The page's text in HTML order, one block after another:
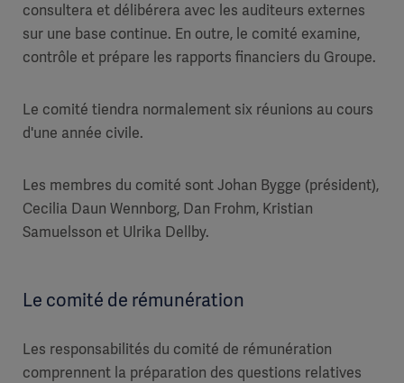
consultera et délibérera avec les auditeurs externes
sur une base continue. En outre, le comité examine,
contrôle et prépare les rapports financiers du Groupe.
Le comité tiendra normalement six réunions au cours
d'une année civile.
Les membres du comité sont Johan Bygge (président),
Cecilia Daun Wennborg, Dan Frohm, Kristian
Samuelsson et Ulrika Dellby.
Le comité de rémunération
Les responsabilités du comité de rémunération
comprennent la préparation des questions relatives